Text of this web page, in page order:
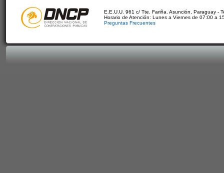
E.E.U.U. 961 c/ Tte. Fariña. Asunción, Paraguay -
Horario de Atención: Lunes a Viernes de 07:00 a
Preguntas Frecuentes